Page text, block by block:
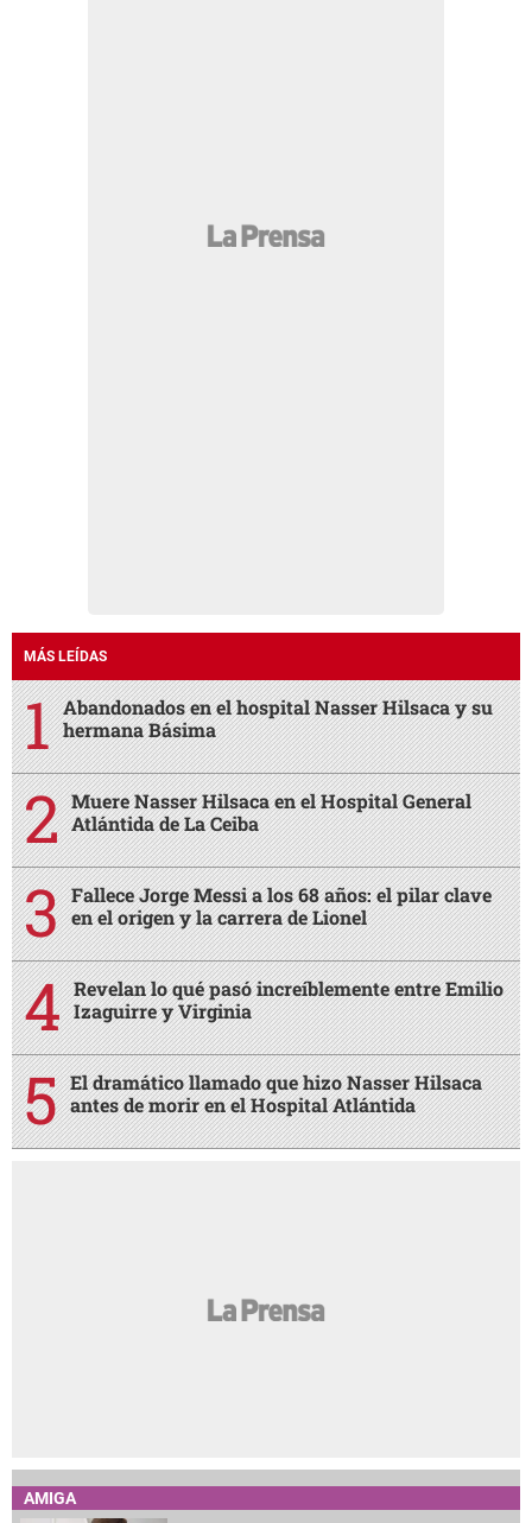
MÁS LEÍDAS
Abandonados en el hospital Nasser Hilsaca y su
hermana Básima
Muere Nasser Hilsaca en el Hospital General
Atlántida de La Ceiba
Fallece Jorge Messi a los 68 años: el pilar clave
en el origen y la carrera de Lionel
Revelan lo qué pasó increíblemente entre Emilio
Izaguirre y Virginia
El dramático llamado que hizo Nasser Hilsaca
antes de morir en el Hospital Atlántida
AMIGA